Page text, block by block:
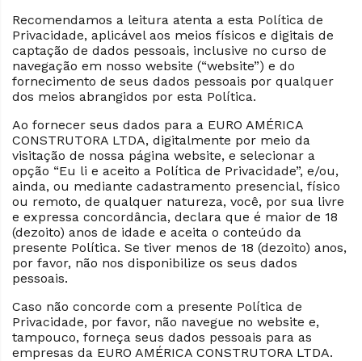
Recomendamos a leitura atenta a esta Política de
Privacidade, aplicável aos meios físicos e digitais de
captação de dados pessoais, inclusive no curso de
navegação em nosso website (“website”) e do
fornecimento de seus dados pessoais por qualquer
dos meios abrangidos por esta Política.
Ao fornecer seus dados para a EURO AMÉRICA
CONSTRUTORA LTDA, digitalmente por meio da
visitação de nossa página website, e selecionar a
opção “Eu li e aceito a Política de Privacidade”, e/ou,
ainda, ou mediante cadastramento presencial, físico
ou remoto, de qualquer natureza, você, por sua livre
e expressa concordância, declara que é maior de 18
(dezoito) anos de idade e aceita o conteúdo da
presente Política. Se tiver menos de 18 (dezoito) anos,
por favor, não nos disponibilize os seus dados
pessoais.
Caso não concorde com a presente Política de
Privacidade, por favor, não navegue no website e,
tampouco, forneça seus dados pessoais para as
empresas da EURO AMÉRICA CONSTRUTORA LTDA.